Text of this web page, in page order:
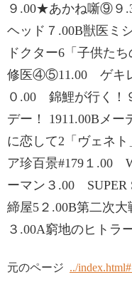
９.00★あかね噺⑨９
ヘッド７.00B獣医ミ
ドクター6「子供た
修医④⑤11.00 ゲキ
０.00 錦鯉が行く！
デー！ 1911.00Bメ
に恋して2「ヴェネ
ア珍百景#179１.00
ーマン３.00 SUPER
締屋5２.00B第二次大
３.00A窮地のヒトラ
元のページ ../